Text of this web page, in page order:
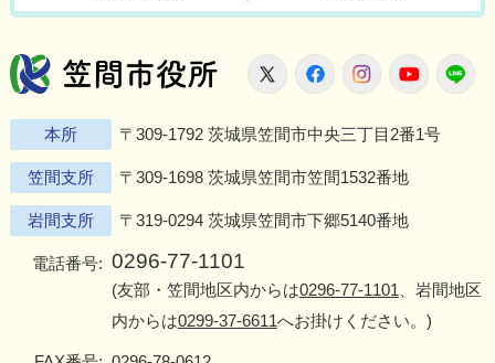
笠間市役所
X FacebookInstagram
本所 〒309-1792 茨城県笠間市中央三丁目2番1号
笠間支所 〒309-1698 茨城県笠間市笠間1532番地
岩間支所 〒319-0294 茨城県笠間市下郷5140番地
電話番号: 0296-77-1101
(友部・笠間地区内からは0296-77-1101 、岩間地区
内からは0299-37-6611へお掛けください。)